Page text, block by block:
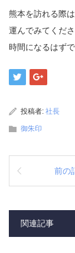
熊本を訪れる際
運んでみてくだ
時間になるはずで
投稿者: 社長
御朱印
前の
関連記事